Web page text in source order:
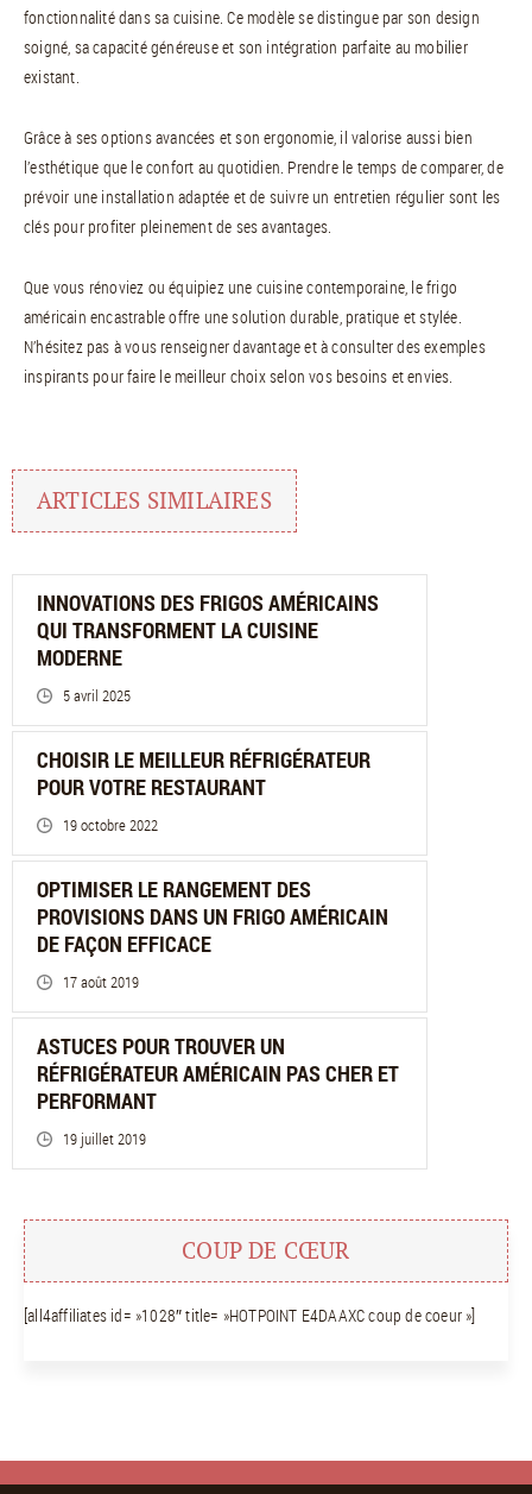
fonctionnalité dans sa cuisine. Ce modèle se distingue par son design
soigné, sa capacité généreuse et son intégration parfaite au mobilier
existant.
Grâce à ses options avancées et son ergonomie, il valorise aussi bien
l’esthétique que le confort au quotidien. Prendre le temps de comparer, de
prévoir une installation adaptée et de suivre un entretien régulier sont les
clés pour profiter pleinement de ses avantages.
Que vous rénoviez ou équipiez une cuisine contemporaine, le frigo
américain encastrable offre une solution durable, pratique et stylée.
N’hésitez pas à vous renseigner davantage et à consulter des exemples
inspirants pour faire le meilleur choix selon vos besoins et envies.
ARTICLES SIMILAIRES
INNOVATIONS DES FRIGOS AMÉRICAINS
QUI TRANSFORMENT LA CUISINE
MODERNE
5 avril 2025
CHOISIR LE MEILLEUR RÉFRIGÉRATEUR
POUR VOTRE RESTAURANT
19 octobre 2022
OPTIMISER LE RANGEMENT DES
PROVISIONS DANS UN FRIGO AMÉRICAIN
DE FAÇON EFFICACE
17 août 2019
ASTUCES POUR TROUVER UN
RÉFRIGÉRATEUR AMÉRICAIN PAS CHER ET
PERFORMANT
19 juillet 2019
COUP DE CŒUR
[all4affiliates id= »1028″ title= »HOTPOINT E4DAAXC coup de coeur »]